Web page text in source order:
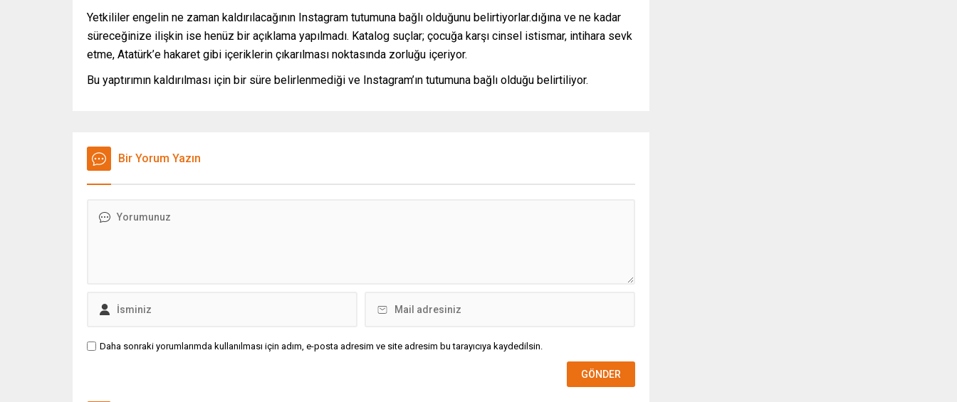
Yetkililer engelin ne zaman kaldırılacağının Instagram tutumuna bağlı olduğunu belirtiyorlar.dığına ve ne kadar
süreceğinize ilişkin ise henüz bir açıklama yapılmadı. Katalog suçlar; çocuğa karşı cinsel istismar, intihara sevk
etme, Atatürk’e hakaret gibi içeriklerin çıkarılması noktasında zorluğu içeriyor.
Bu yaptırımın kaldırılması için bir süre belirlenmediği ve Instagram’ın tutumuna bağlı olduğu belirtiliyor.
Bir Yorum Yazın
Daha sonraki yorumlarımda kullanılması için adım, e-posta adresim ve site adresim bu tarayıcıya kaydedilsin.